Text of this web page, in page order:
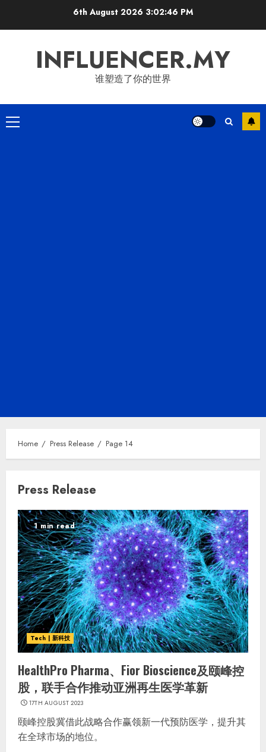
6th August 2026 3:02:47 PM
INFLUENCER.MY
谁塑造了你的世界
Primary
Home Press Release Page 14
Press Release
1 min read
Tech | 新科技
HealthPro Pharma、Fior Bioscience及颐峰控
股，联手合作推动亚洲再生医学革新
17TH AUGUST 2023
颐峰控股冀借此战略合作赢领新一代预防医学，提升其
在全球市场的地位。